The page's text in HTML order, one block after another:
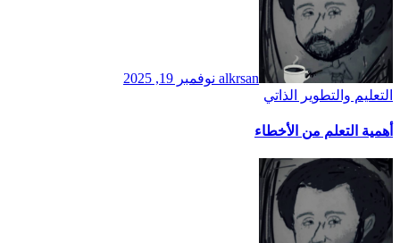
alkrsan نوفمبر 19, 2025
التعليم والتطوير الذاتي
أهمية التعلم من الأخطاء